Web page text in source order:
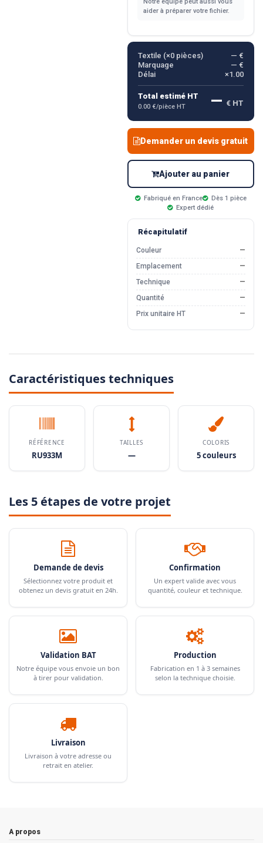
aider à préparer votre fichier.
Textile (×0pièces)
— €
Marquage
— €
Délai
×1.00
Total estimé HT
0.00 €/pièce HT — € HT
Demander un devis gratuit
Ajouter au panier
Fabriqué en France
Dès 1 pièce
Expert dédié
Récapitulatif
Couleur
—
Emplacement
—
Technique
—
Quantité
—
Prix unitaire HT
—
Caractéristiques techniques
RÉFÉRENCE
RU933M
TAILLES
—
COLORIS
5 couleurs
Les 5 étapes de votre projet
Demande de devis
Sélectionnez votre produit et
obtenez un devis gratuit en 24h.
Confirmation
Un expert valide avec vous
quantité, couleur et technique.
Validation BAT
Notre équipe vous envoie un bon
à tirer pour validation.
Production
Fabrication en 1 à 3 semaines
selon la technique choisie.
Livraison
Livraison à votre adresse ou
retrait en atelier.
A propos